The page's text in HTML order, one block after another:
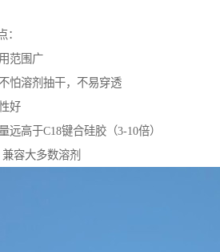
：
范围广
怕溶剂抽干，不易穿透
好
远高于C18键合硅胶（3-10倍）
容大多数溶剂